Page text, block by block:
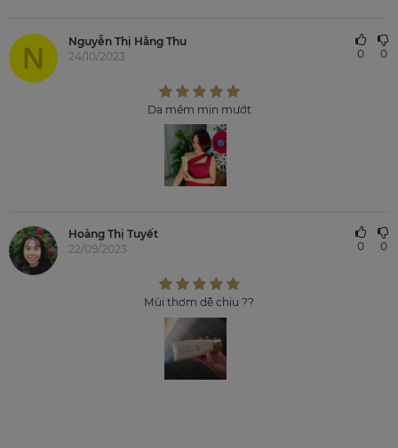
Nguyễn Thị Hằng Thu
24/10/2023
Da mềm mịn mướt
0 0
Hoàng Thị Tuyết
22/09/2023
Mùi thơm dễ chịu ??
0 0